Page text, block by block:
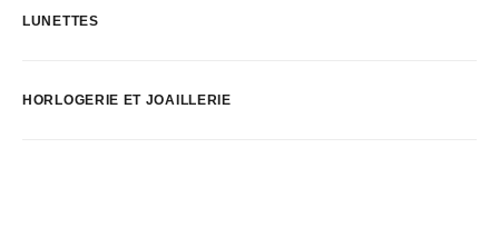
LUNETTES
HORLOGERIE ET JOAILLERIE